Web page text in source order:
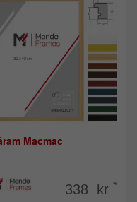
Macmac
338 kr *